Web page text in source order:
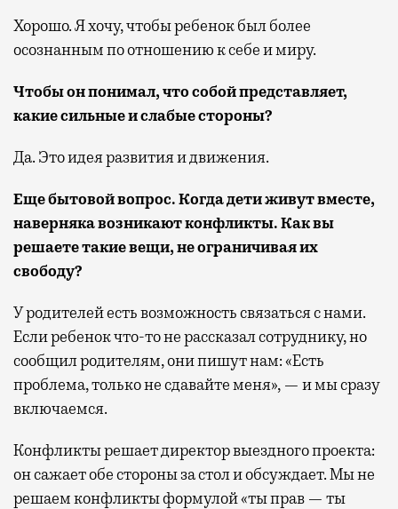
Хорошо. Я хочу, чтобы ребенок был более
осознанным по отношению к себе и миру.
Чтобы он понимал, что собой представляет,
какие сильные и слабые стороны?
Да. Это идея развития и движения.
Еще бытовой вопрос. Когда дети живут вместе,
наверняка возникают конфликты. Как вы
решаете такие вещи, не ограничивая их
свободу?
У родителей есть возможность связаться с нами.
Если ребенок что-то не рассказал сотруднику, но
сообщил родителям, они пишут нам: «Есть
проблема, только не сдавайте меня», — и мы сразу
включаемся.
Конфликты решает директор выездного проекта:
он сажает обе стороны за стол и обсуждает. Мы не
решаем конфликты формулой «ты прав — ты